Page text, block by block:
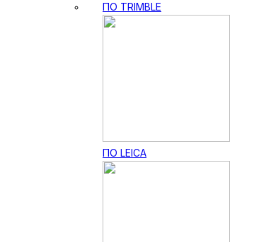
ПО TRIMBLE
ПО LEICA